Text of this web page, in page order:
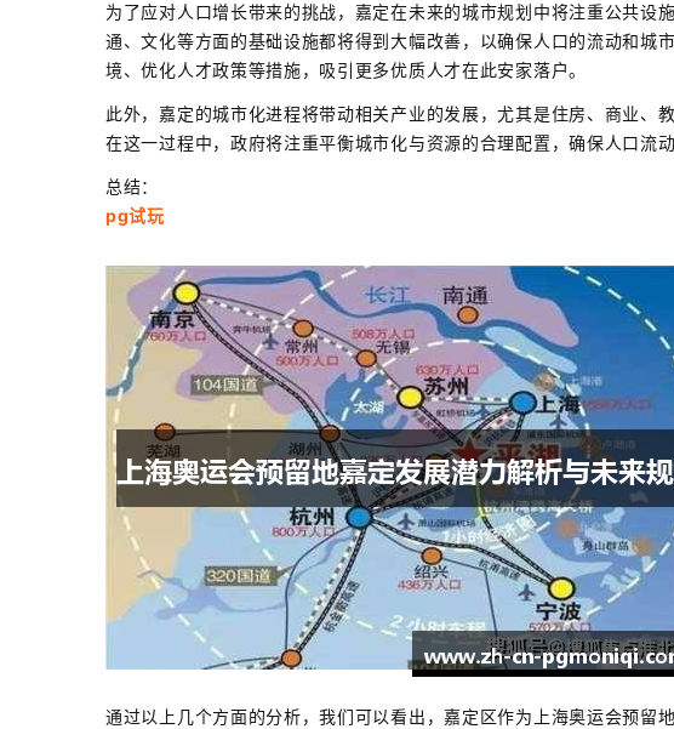
为了应对人口增长带来的挑战，嘉定在未来的城市规划中将注重公共设
通、文化等方面的基础设施都将得到大幅改善，以确保人口的流动和城
境、优化人才政策等措施，吸引更多优质人才在此安家落户。
此外，嘉定的城市化进程将带动相关产业的发展，尤其是住房、商业、
在这一过程中，政府将注重平衡城市化与资源的合理配置，确保人口流
总结：
pg试玩
通过以上几个方面的分析，我们可以看出，嘉定区作为上海奥运会预留